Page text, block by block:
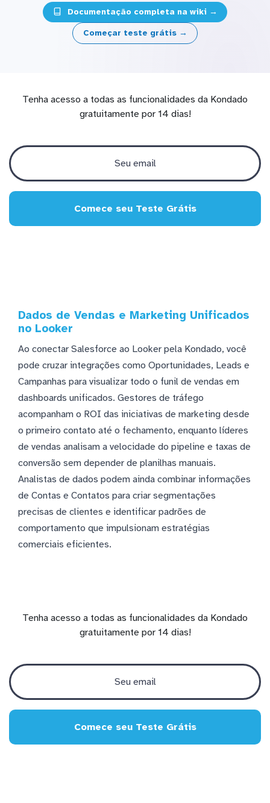
Documentação completa na wiki →
Começar teste grátis →
Tenha acesso a todas as funcionalidades da Kondado
gratuitamente por 14 dias!
Comece seu Teste Grátis
Dados de Vendas e Marketing Unificados
no Looker
Ao conectar Salesforce ao Looker pela Kondado, você
pode cruzar integrações como Oportunidades, Leads e
Campanhas para visualizar todo o funil de vendas em
dashboards unificados. Gestores de tráfego
acompanham o ROI das iniciativas de marketing desde
o primeiro contato até o fechamento, enquanto líderes
de vendas analisam a velocidade do pipeline e taxas de
conversão sem depender de planilhas manuais.
Analistas de dados podem ainda combinar informações
de Contas e Contatos para criar segmentações
precisas de clientes e identificar padrões de
comportamento que impulsionam estratégias
comerciais eficientes.
Tenha acesso a todas as funcionalidades da Kondado
gratuitamente por 14 dias!
Comece seu Teste Grátis